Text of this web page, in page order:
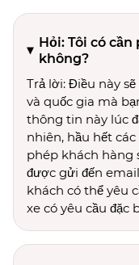
Hỏi: Tôi có
không?
Trả lời: Điều này
và quốc gia mà
thông tin này lúc
nhiên, hầu hết
phép khách hàng
được gửi đến
khách có thể yêu
xe có yêu cầu đặc